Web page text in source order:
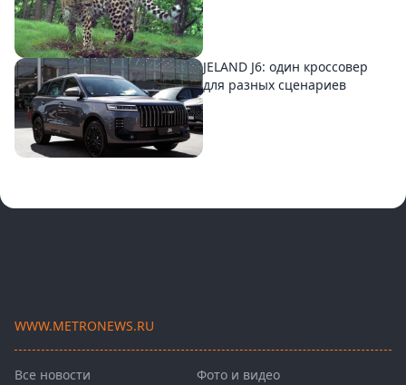
JELAND J6: один кроссовер
для разных сценариев
WWW.METRONEWS.RU
Все новости
Фото и видео